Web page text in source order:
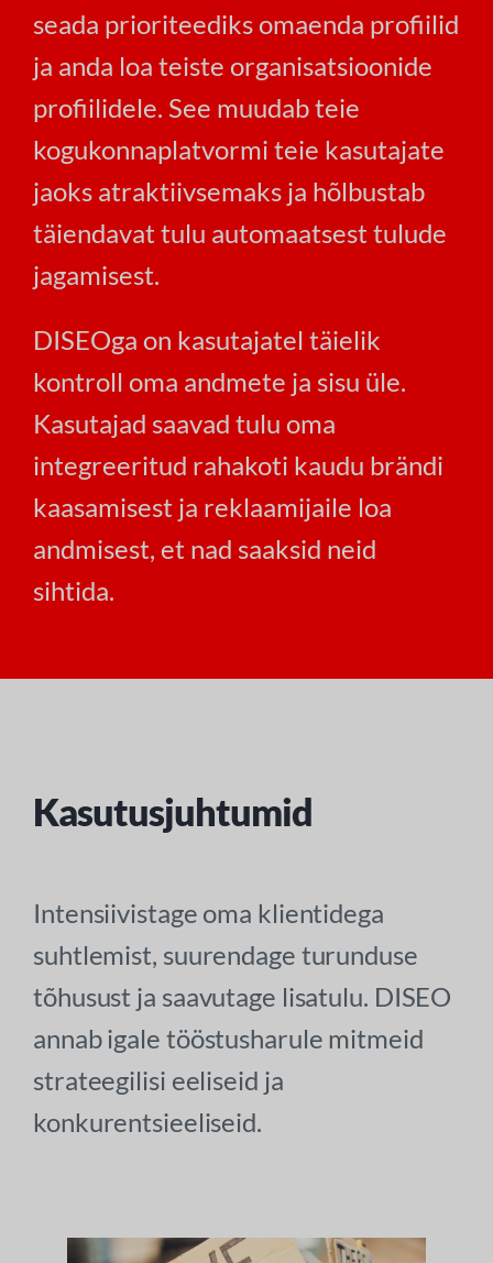
seada prioriteediks omaenda profiilid
ja anda loa teiste organisatsioonide
profiilidele. See muudab teie
kogukonnaplatvormi teie kasutajate
jaoks atraktiivsemaks ja hõlbustab
täiendavat tulu automaatsest tulude
jagamisest.
DISEOga on kasutajatel täielik
kontroll oma andmete ja sisu üle.
Kasutajad saavad tulu oma
integreeritud rahakoti kaudu brändi
kaasamisest ja reklaamijaile loa
andmisest, et nad saaksid neid
sihtida.
Kasutusjuhtumid
Intensiivistage oma klientidega
suhtlemist, suurendage turunduse
tõhusust ja saavutage lisatulu. DISEO
annab igale tööstusharule mitmeid
strateegilisi eeliseid ja
konkurentsieeliseid.